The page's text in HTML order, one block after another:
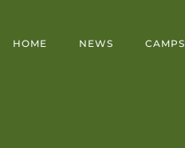
HOME NEWS CAMPS